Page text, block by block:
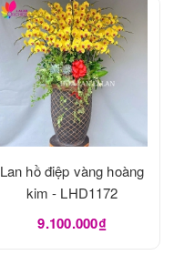
Lan hồ điệp vàng hoàng
kim - LHD1172
9.100.000₫